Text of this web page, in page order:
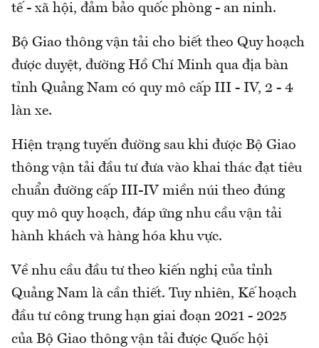
tế - xã hội, đảm bảo quốc phòng - an ninh.
Bộ Giao thông vận tải cho biết theo Quy hoạch
được duyệt, đường Hồ Chí Minh qua địa bàn
tỉnh Quảng Nam có quy mô cấp III - IV, 2 - 4
làn xe.
Hiện trạng tuyến đường sau khi được Bộ Giao
thông vận tải đầu tư đưa vào khai thác đạt tiêu
chuẩn đường cấp III-IV miền núi theo đúng
quy mô quy hoạch, đáp ứng nhu cầu vận tải
hành khách và hàng hóa khu vực.
Về nhu cầu đầu tư theo kiến nghị của tỉnh
Quảng Nam là cần thiết. Tuy nhiên, Kế hoạch
đầu tư công trung hạn giai đoạn 2021 - 2025
của Bộ Giao thông vận tải được Quốc hội